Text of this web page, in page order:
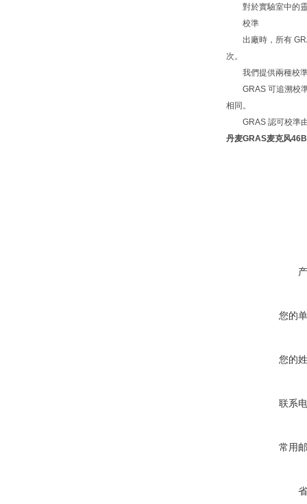
對於實驗室中的靈
校準
出廠時，所有
次。
我們提供兩種校準
GRAS 可追溯校準
相同。
GRAS 認可校準由
丹麦GRAS麦克风
您的
您的
联系
常用